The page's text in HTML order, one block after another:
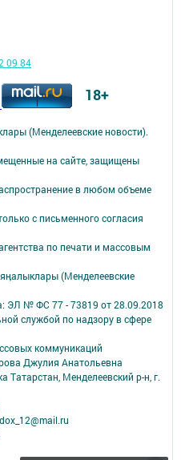
(Менделеевские новости).
на сайте, защищены
в любом объеме
с письменного согласия
по печати и массовым
(Менделеевские
ЭЛ № ФС 77 - 73819 от 28.09.2018
службой по надзору в сфере
коммуникаций
Джулия Анатольевна
Татарстан, Менделеевский р-н, г.
09 84
18+